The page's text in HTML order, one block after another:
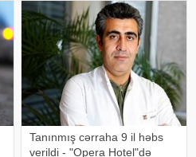
əslən Zaqatalanın Əliabad
qəsəbəsində
Tanınmış cərraha 9 il həbs
verildi - "Opera Hotel"də